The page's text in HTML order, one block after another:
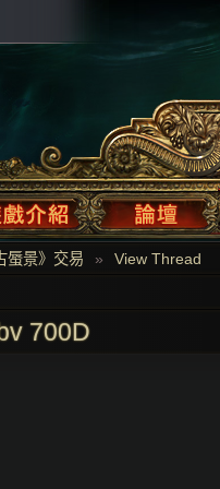
蜃景》交易 » View Thread
700D